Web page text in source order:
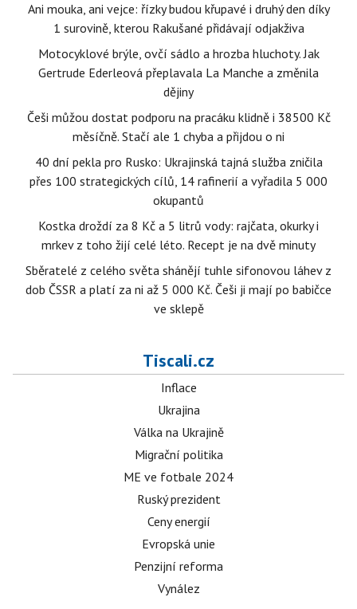
Ani mouka, ani vejce: řízky budou křupavé i druhý den díky
1 surovině, kterou Rakušané přidávají odjakživa
Motocyklové brýle, ovčí sádlo a hrozba hluchoty. Jak
Gertrude Ederleová přeplavala La Manche a změnila
dějiny
Češi můžou dostat podporu na pracáku klidně i 38500 Kč
měsíčně. Stačí ale 1 chyba a přijdou o ni
40 dní pekla pro Rusko: Ukrajinská tajná služba zničila
přes 100 strategických cílů, 14 rafinerií a vyřadila 5 000
okupantů
Kostka droždí za 8 Kč a 5 litrů vody: rajčata, okurky i
mrkev z toho žijí celé léto. Recept je na dvě minuty
Sběratelé z celého světa shánějí tuhle sifonovou láhev z
dob ČSSR a platí za ni až 5 000 Kč. Češi ji mají po babičce
ve sklepě
Tiscali.cz
Inflace
Ukrajina
Válka na Ukrajině
Migrační politika
ME ve fotbale 2024
Ruský prezident
Ceny energií
Evropská unie
Penzijní reforma
Vynález